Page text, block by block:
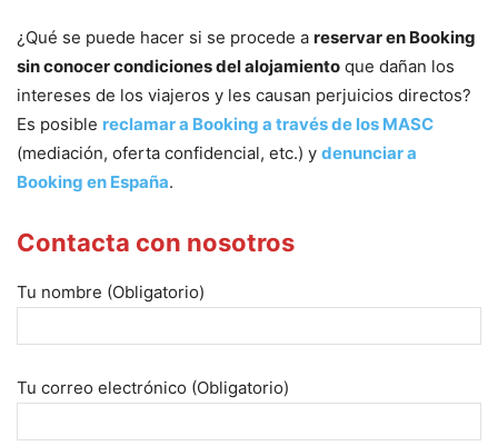
¿Qué se puede hacer si se procede a reservar en Booking
sin conocer condiciones del alojamiento que dañan los
intereses de los viajeros y les causan perjuicios directos?
Es posible reclamar a Booking a través de los MASC
(mediación, oferta confidencial, etc.) y denunciar a
Booking en España.
Contacta con nosotros
Tu nombre (Obligatorio)
Tu correo electrónico (Obligatorio)